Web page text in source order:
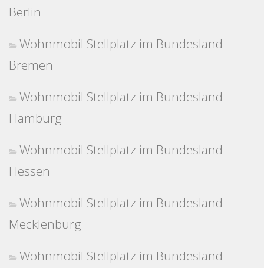
Berlin
Wohnmobil Stellplatz im Bundesland
Bremen
Wohnmobil Stellplatz im Bundesland
Hamburg
Wohnmobil Stellplatz im Bundesland
Hessen
Wohnmobil Stellplatz im Bundesland
Mecklenburg
Wohnmobil Stellplatz im Bundesland